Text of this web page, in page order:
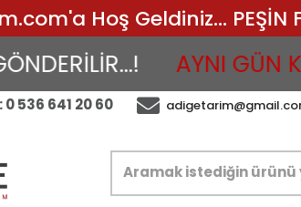
Hoş Geldiniz... PEŞİN
AYNI GÜN
536 641 20 60